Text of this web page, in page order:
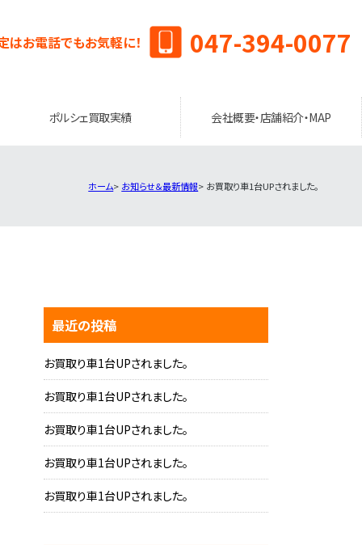
はお電話でもお気軽に！ 047-394-0077
ポルシェ買取実績 会社概要・店舗紹介・MAP
ホーム お知らせ＆最新情報 お買取り車1台UPされました。
最近の投稿
お買取り車1台UPされました。
お買取り車1台UPされました。
お買取り車1台UPされました。
お買取り車1台UPされました。
お買取り車1台UPされました。